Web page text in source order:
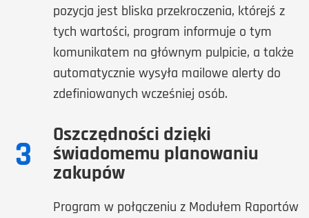
pozycja jest bliska przekroczenia, którejś z
tych wartości, program informuje o tym
komunikatem na głównym pulpicie, a także
automatycznie wysyła mailowe alerty do
zdefiniowanych wcześniej osób.
3 Oszczędności dzięki
świadomemu planowaniu
zakupów
Program w połączeniu z Modułem Raportów